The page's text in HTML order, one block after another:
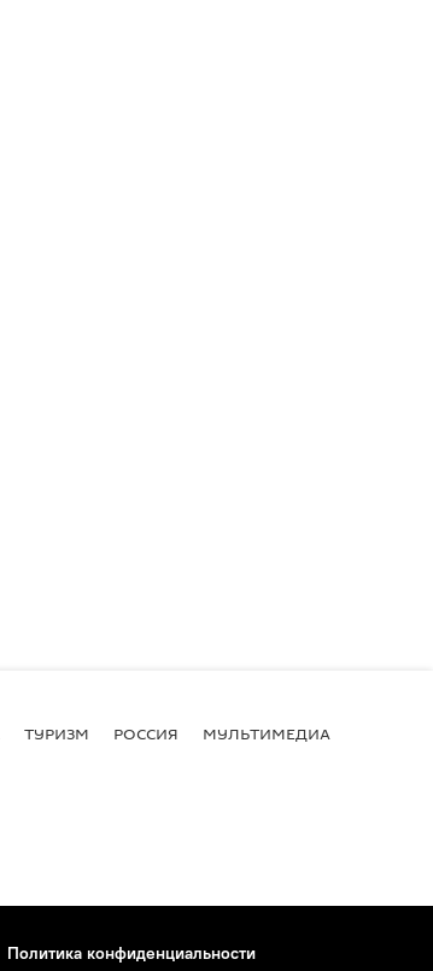
ТУРИЗМ РОССИЯ МУЛЬТИМЕДИА
Политика конфиденциальности